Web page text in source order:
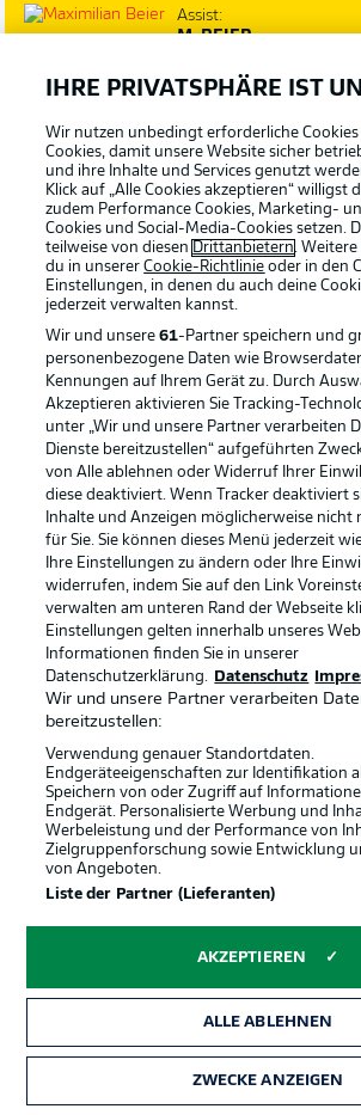
Assist:
M. BEIER
Torwahrscheinlichkeit
Torentfernung
45' Nachspielzeit
Drei Minuten.
43' Verdienter Treffer
Der leistungsgerechte Ausgleich
schöne Tor an diesem Abend. Beide
schenken sich nichts, der bislang
Dortmunder sorgt für den verdienten
42' Der Ausgleich nach Klasse-
Brandt erobert die Kugel am
es schnell. Er schickt Sabitzer in die
mitgelaufenen Ryerson auf der
Hereingabe verwertet Guirassy
Direktabnahme, lässt die Kugel über
den linken Winkel tropfen.
42'
SERHOUGUIRASSY
TOR!
1:1
Assist:
Torwahrscheinlichkeit
IHRE PRIVATSPHÄRE IST
Wir nutzen unbedingt erforderliche
Cookies, damit unsere Website sicher
und ihre Inhalte und Services genutzt
Klick auf „Alle Cookies akzeptieren“ willigst
zudem Performance Cookies, Marketing-
Cookies und Social-Media-Cookies setzen.
teilweise von diesen Drittanbietern.
du in unsererCookie-Richtlinie oder in den
Einstellungen, in denen du auch deine
jederzeit verwalten kannst.
Wir und unsere61-Partner speichern und
personenbezogene Daten wie
Kennungen auf Ihrem Gerät zu. Durch
Akzeptieren aktivieren Sie Tracking-
unter „Wir und unsere Partner verarbeiten
Dienste bereitzustellen“ aufgeführten
von Alle ablehnen oder Widerruf Ihrer
diese deaktiviert. Wenn Tracker deaktiviert
Inhalte und Anzeigen möglicherweise nicht
für Sie. Sie können dieses Menü jederzeit
Ihre Einstellungen zu ändern oder Ihre
widerrufen, indem Sie auf den Link
verwalten am unteren Rand der Webseite
Einstellungen gelten innerhalb unseres
Informationen finden Sie in unserer
Datenschutzerklärung.
Datenschutz
Wir und unsere Partner verarbeiten
bereitzustellen:
Verwendung genauer Standortdaten.
Endgeräteeigenschaften zur Identifikation
Speichern von oder Zugriff auf
Endgerät. Personalisierte Werbung und
Werbeleistung und der Performance von
Zielgruppenforschung sowie Entwicklung
von Angeboten.
Liste der Partner (Lieferanten)
AKZEPTIEREN
ALLE ABLEHNEN
ZWECKE ANZEIGEN